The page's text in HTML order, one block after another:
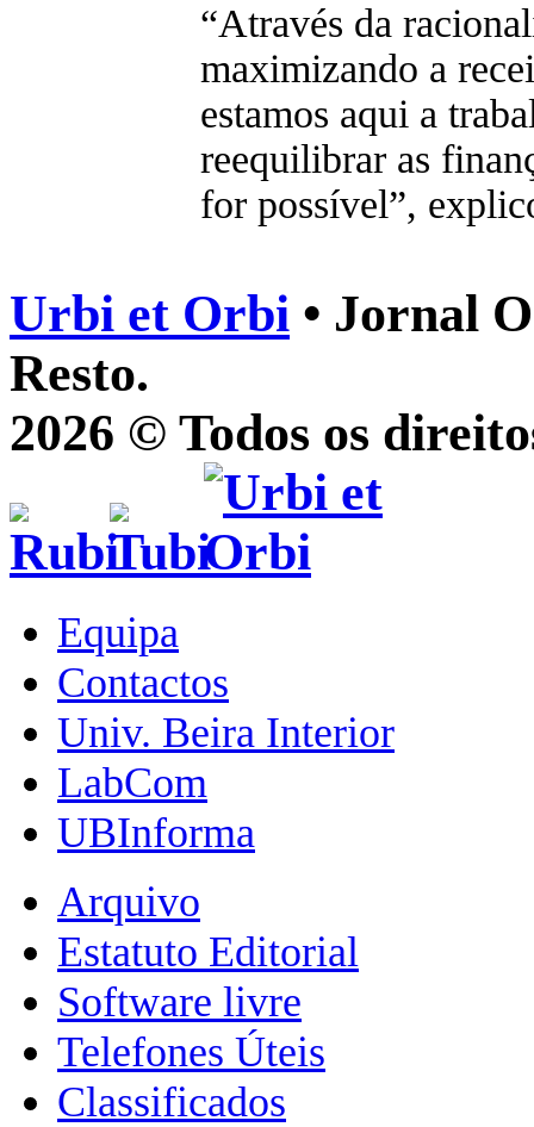
“Através da
maximizando a
estamos aqui a
reequilibrar as
for possível”,
Urbi et Orbi • Jornal
Resto.
2026 © Todos os
Equipa
Contactos
Univ. Beira Interior
LabCom
UBInforma
Arquivo
Estatuto Editorial
Software livre
Telefones Úteis
Classificados